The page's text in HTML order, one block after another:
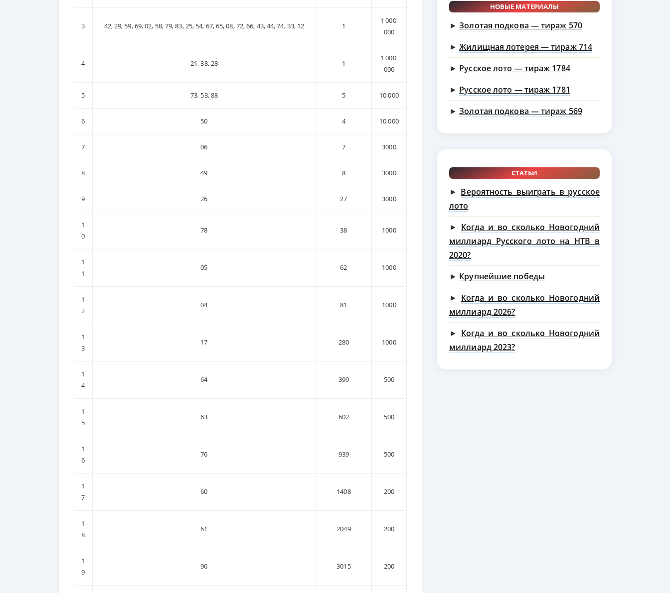
3 42, 29, 59, 69, 02, 58, 79, 83, 25, 54, 67, 65, 08, 72, 66, 43, 44, 74, 33, 12 1
1 000
000
4 21, 38, 28 1
1 000
000
5 73, 53, 88 5 10 000
6 50 4 10 000
7 06 7 3000
8 49 8 3000
9 26 27 3000
1
0
78 38 1000
1
1
05 62 1000
1
2
04 81 1000
1
3
17 280 1000
1
4
64 399 500
1
5
63 602 500
1
6
76 939 500
1
7
60 1408 200
1
8
61 2049 200
1
9
90 3015 200
НОВЫЕ МАТЕРИАЛЫ
►Золотая подкова — тираж 570
►Жилищная лотерея — тираж 714
► Русское лото — тираж 1784
► Русское лото — тираж 1781
►Золотая подкова — тираж 569
СТАТЬИ
► Вероятность выиграть в русское
лото
► Когда и во сколько Новогодний
миллиард Русского лото на НТВ в
2020?
► Крупнейшие победы
► Когда и во сколько Новогодний
миллиард 2026?
► Когда и во сколько Новогодний
миллиард 2023?